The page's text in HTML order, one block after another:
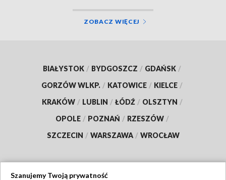
ZOBACZ WIĘCEJ
BIAŁYSTOK / BYDGOSZCZ / GDAŃSK /
GORZÓW WLKP. / KATOWICE / KIELCE /
KRAKÓW / LUBLIN / ŁÓDŹ / OLSZTYN /
OPOLE / POZNAŃ / RZESZÓW /
SZCZECIN / WARSZAWA / WROCŁAW
Szanujemy Twoją prywatność